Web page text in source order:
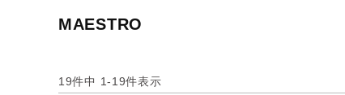
MAESTRO
19件中 1-19件表示